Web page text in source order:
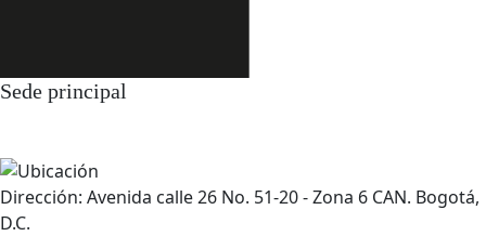
Sede principal
Dirección: Avenida calle 26 No. 51-20 - Zona 6 CAN. Bogotá,
D.C.